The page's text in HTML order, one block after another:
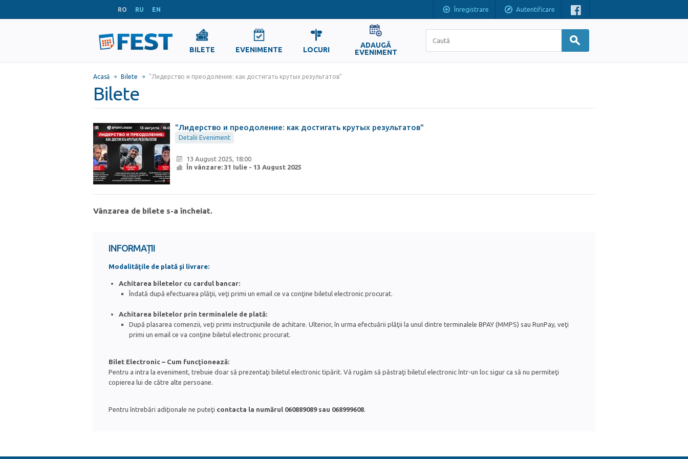
RO RU EN Înregistrare Autentificare
BILETE EVENIMENTE LOCURI
ADAUGĂ
EVENIMENT
Acasă Bilete "Лидерство и преодоление: как достигать крутых результатов"
Bilete
"Лидерство и преодоление: как достигать крутых результатов"
Detalii Eveniment
13 August 2025, 18:00
În vânzare: 31 Iulie - 13 August 2025
Vânzarea de bilete s-a încheiat.
INFORMAȚII
Modalităţile de plată şi livrare:
Achitarea biletelor cu cardul bancar:
Îndată după efectuarea plăţii, veţi primi un email ce va conţine biletul electronic procurat.
Achitarea biletelor prin terminalele de plată:
După plasarea comenzii, veţi primi instrucţiunile de achitare. Ulterior, în urma efectuării plăţii la unul dintre terminalele BPAY (MMPS) sau RunPay, veţi
primi un email ce va conţine biletul electronic procurat.
Bilet Electronic – Cum funcţionează:
Pentru a intra la eveniment, trebuie doar să prezentaţi biletul electronic tipărit. Vă rugăm să păstraţi biletul electronic într-un loc sigur ca să nu permiteţi
copierea lui de către alte persoane.
Pentru întrebări adiţionale ne puteţi contacta la numărul 060889089 sau 068999608.